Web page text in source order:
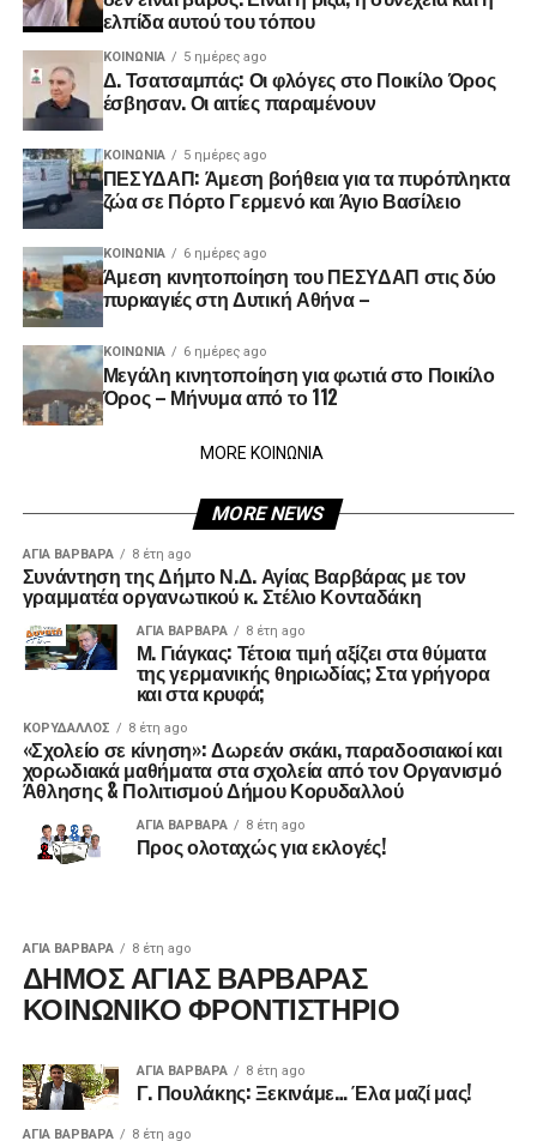
ελπίδα αυτού του τόπου
ΚΟΙΝΩΝΊΑ 5 ημέρες ago
Δ. Τσατσαμπάς: Οι φλόγες στο Ποικίλο Όρος
έσβησαν. Οι αιτίες παραμένουν
ΚΟΙΝΩΝΊΑ 5 ημέρες ago
ΠΕΣΥΔΑΠ: Άμεση βοήθεια για τα πυρόπληκτα
ζώα σε Πόρτο Γερμενό και Άγιο Βασίλειο
ΚΟΙΝΩΝΊΑ 6 ημέρες ago
Άμεση κινητοποίηση του ΠΕΣΥΔΑΠ στις δύο
πυρκαγιές στη Δυτική Αθήνα –
ΚΟΙΝΩΝΊΑ 6 ημέρες ago
Μεγάλη κινητοποίηση για φωτιά στο Ποικίλο
Όρος – Μήνυμα από το 112
MORE ΚΟΙΝΩΝΙΑ
MORE NEWS
ΑΓΙΑ ΒΑΡΒΑΡΑ 8 έτη ago
Συνάντηση της Δήμτο Ν.Δ. Αγίας Βαρβάρας με τον
γραμματέα οργανωτικού κ. Στέλιο Κονταδάκη
ΑΓΙΑ ΒΑΡΒΑΡΑ 8 έτη ago
Μ. Γιάγκας: Τέτοια τιμή αξίζει στα θύματα
της γερμανικής θηριωδίας; Στα γρήγορα
και στα κρυφά;
ΚΟΡΥΔΑΛΛΟΣ 8 έτη ago
«Σχολείο σε κίνηση»: Δωρεάν σκάκι, παραδοσιακοί και
χορωδιακά μαθήματα στα σχολεία από τον Οργανισμό
Άθλησης & Πολιτισμού Δήμου Κορυδαλλού
ΑΓΙΑ ΒΑΡΒΑΡΑ 8 έτη ago
Προς ολοταχώς για εκλογές!
ΑΓΙΑ ΒΑΡΒΑΡΑ 8 έτη ago
ΔΗΜΟΣ ΑΓΙΑΣ ΒΑΡΒΑΡΑΣ
ΚΟΙΝΩΝΙΚΟ ΦΡΟΝΤΙΣΤΗΡΙΟ
ΑΓΙΑ ΒΑΡΒΑΡΑ 8 έτη ago
Γ. Πουλάκης: Ξεκινάμε… Έλα μαζί μας!
ΑΓΙΑ ΒΑΡΒΑΡΑ 8 έτη ago